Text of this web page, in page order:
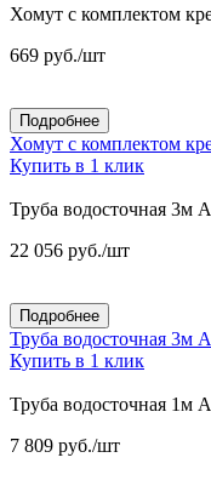
Хомут с комплектом
669 руб./шт
Подробнее
Хомут с комплектом
Купить в 1 клик
Труба водосточная 3м
22 056 руб./шт
Подробнее
Труба водосточная 3м
Купить в 1 клик
Труба водосточная 1м
7 809 руб./шт